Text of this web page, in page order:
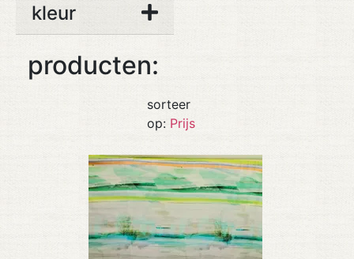
kleur
producten:
sorteer
op: Prijs